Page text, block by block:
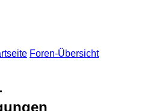
Foren-Übersicht